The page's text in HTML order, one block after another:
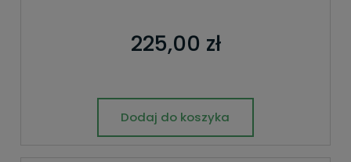
225,00 zł
Dodaj do koszyka